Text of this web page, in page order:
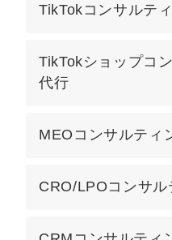
TikTokコンサルテ
TikTokショップコ
代行
MEOコンサルティ
CRO/LPOコンサ